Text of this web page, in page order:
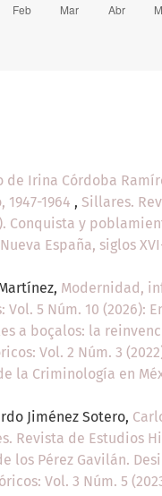
de Irina Córdoba
1964 , Sillares.
Conquista y
España, siglos
Modernidad,
5 Núm. 10 (2026):
a boçalos: la
Vol. 2 Núm. 3
la Criminología en
Jiménez Sotero,
Revista de Estudios
los Pérez Gavilán.
Vol. 3 Núm. 5